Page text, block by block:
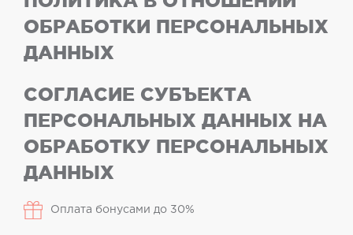
ОБРАБОТКИ ПЕРСОНАЛЬНЫХ
ДАННЫХ
СОГЛАСИЕ СУБЪЕКТА
ПЕРСОНАЛЬНЫХ ДАННЫХ НА
ОБРАБОТКУ ПЕРСОНАЛЬНЫХ
ДАННЫХ
Оплата бонусами до 30%